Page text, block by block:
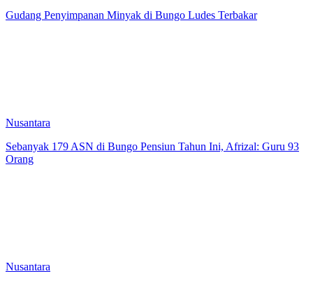
Gudang Penyimpanan Minyak di Bungo Ludes Terbakar
Nusantara
Sebanyak 179 ASN di Bungo Pensiun Tahun Ini, Afrizal: Guru 93
Orang
Nusantara